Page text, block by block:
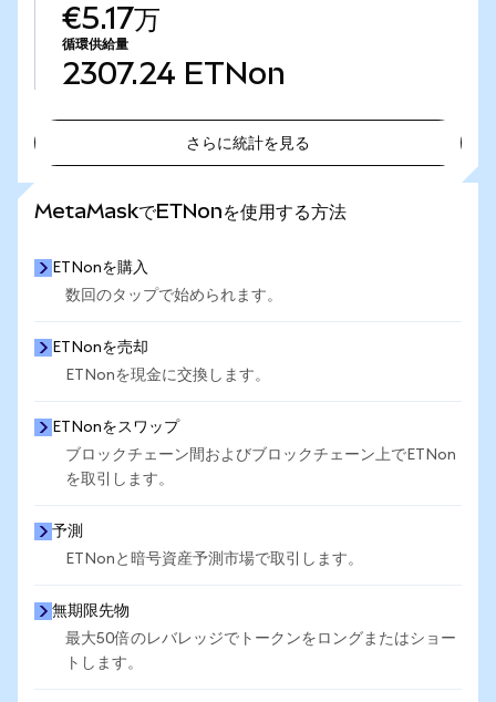
€5.17万
循環供給量
2307.24 ETNon
さらに統計を見る
MetaMaskでETNonを使用する方法
ETNonを購入
数回のタップで始められます。
ETNonを売却
ETNonを現金に交換します。
ETNonをスワップ
ブロックチェーン間およびブロックチェーン上でETNon
を取引します。
予測
ETNonと暗号資産予測市場で取引します。
無期限先物
最大50倍のレバレッジでトークンをロングまたはショー
トします。